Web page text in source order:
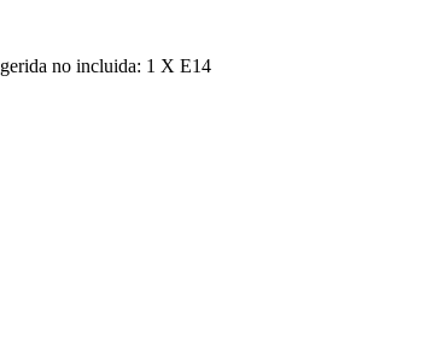
no incluida: 1 X E14